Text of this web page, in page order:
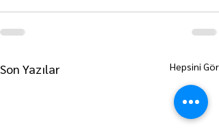
Son Yazılar Hepsini Gör